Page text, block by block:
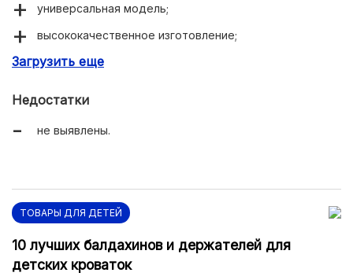
универсальная модель;
высококачественное изготовление;
хорошая вместительность;
Загрузить еще
Недостатки
не выявлены.
ТОВАРЫ ДЛЯ ДЕТЕЙ
10 лучших балдахинов и держателей для
детских кроваток